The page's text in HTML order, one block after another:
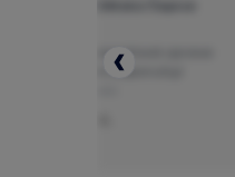
kvalita a povrchová úprava
vyšívání Doporučuji